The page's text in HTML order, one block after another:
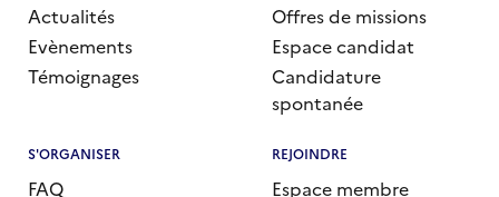
Actualités
Evènements
Témoignages
Offres de missions
Espace candidat
Candidature
spontanée
S'ORGANISER
FAQ
REJOINDRE
Espace membre